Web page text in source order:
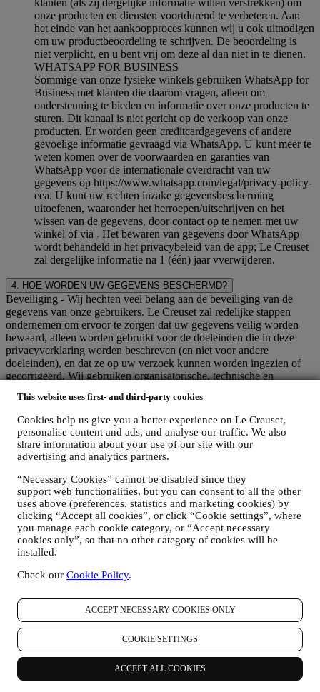
This website uses first- and third-party cookies
Cookies help us give you a better experience on Le Creuset,
personalise content and ads, and analyse our traffic. We also
share information about your use of our site with our
advertising and analytics partners.
“Necessary Cookies” cannot be disabled since they
support web functionalities, but you can consent to all the other
uses above (preferences, statistics and marketing cookies) by
clicking “Accept all cookies”, or click “Cookie settings”, where
you manage each cookie category, or “Accept necessary
cookies only”, so that no other category of cookies will be
installed.
Check our Cookie Policy.
ACCEPT NECESSARY COOKIES ONLY
COOKIE SETTINGS
ACCEPT ALL COOKIES
onze producten en diensten voortdurend te verbeteren. Aan
het einde van het aankoopproces kunnen wij u ook uitnodigen
om uw productbeoordeling te schrijven. De beoordeling is
niet verplicht, en u bent vrij om deze al dan niet in te dienen.
WHATSAPP FOR BUSINESS
Sommige van onze fysieke winkels gebruiken WhatsApp for
Business met klanten die daarom vragen, alleen om
ondersteuning te bieden en informatie over onze producten te
sturen. Dit kanaal is niet gericht op de verkoop van onze
producten. Er worden geen creditcardgegevens of andere
gevoelige informatie gevraagd via WhatsApp. U kunt meer te
weten komen over de voorwaarden en garanties van
WhatsApp voor de internationale overdracht van uw
gegevens op https://www.whatsapp.com/legal/privacy-policy-
eea. U kunt uw rechten inzake gegevensbescherming
uitoefenen, waaronder het herroepen/uitschrijven en het
wissen van de gegevens, door contact op te nemen met uw
winkel of via . Het bewaren van gegevens door WhatsApp
wordt behandeld in het privacybeleid van de app; Le Creuset
zal dergelijke informatie na 1 (één) jaar vverwijderen.
4. HOE WORDEN UW GEGEVENS BESCHERMD?
Beveiliging - Wij hechten veel belang aan de beveiliging van de
gegevens van onze gebruikers. Le Creuset zal redelijke stappen
ondernemen om ervoor te zorgen dat uw gegevens veilig worden
bewaard, alleen worden gebruikt voor de doeleinden die in deze
privacyverklaring worden beschreven (en niet voor andere
doeleinden), en dat ze op uw verzoek kunnen worden ingezien of
gecorrigeerd. Wij gebruiken organisatorische, technische en
verlies, misbruik en wijziging van uw persoonsgegevens. Hoewel
we niet kunnen garanderen dat er zich nooit een van deze
gebeurtenissen zal voordoen, doen we alle redelijke inspanningen
om dat te voorkomen.
Waar- Om u de hierboven beschreven diensten te verlenen, kunnen
uw gegevens zowel in als buiten het land waar u woont en zowel in
als buiten de Europese Economische Ruimte (EER) worden
verwerkt of opgeslagen. Gezien het wereldwijde karakter van de Le
Creuset programma's, kunnen sommige van de aangesloten
bedrijven en partners van Le Creuset die als verwerkers optreden,
toegang hebben tot uw persoonsgegevens en gevestigd zijn in
landen buiten het land waar u woont of in landen buiten de EER. In
elk geval kunnen uw gegevens alleen worden overgedragen aan
landen buiten de EER die een adequate bescherming bieden volgens
de Europese wetgeving (zoals Zwitserland, waar Le Creuset Group
contractuele regelingen om de naleving van de Europese regels en
normen voor de bescherming van persoonsgegevens te waarborgen
(wij gebruiken bijvoorbeeld de modelclausules van de Europese
Commissie voor onze contracten voor gegevensverwerking).
Wanneer uw persoonsgegevens naar andere landen dan het land
waar u woont of naar landen buiten de EER worden verzonden,
worden uw gegevens in ieder geval beschermd door adequate